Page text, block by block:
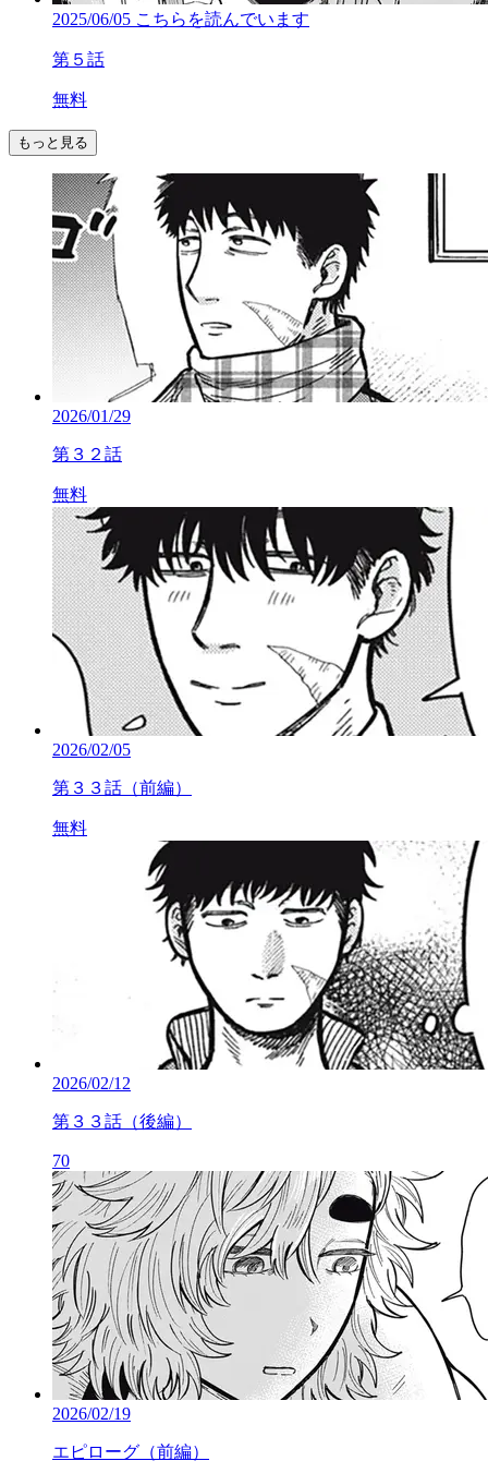
2025/06/05 こちらを読んでいます
第５話
無料
もっと見る
2026/01/29
第３２話
無料
2026/02/05
第３３話（前編）
無料
2026/02/12
第３３話（後編）
70
2026/02/19
エピローグ（前編）